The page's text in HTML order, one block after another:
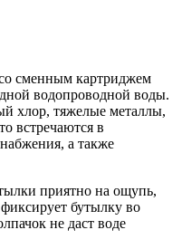
сменным картриджем
водопроводной воды.
хлор, тяжелые металлы,
встречаются в
а также
приятно на ощупь,
бутылку во
не даст воде